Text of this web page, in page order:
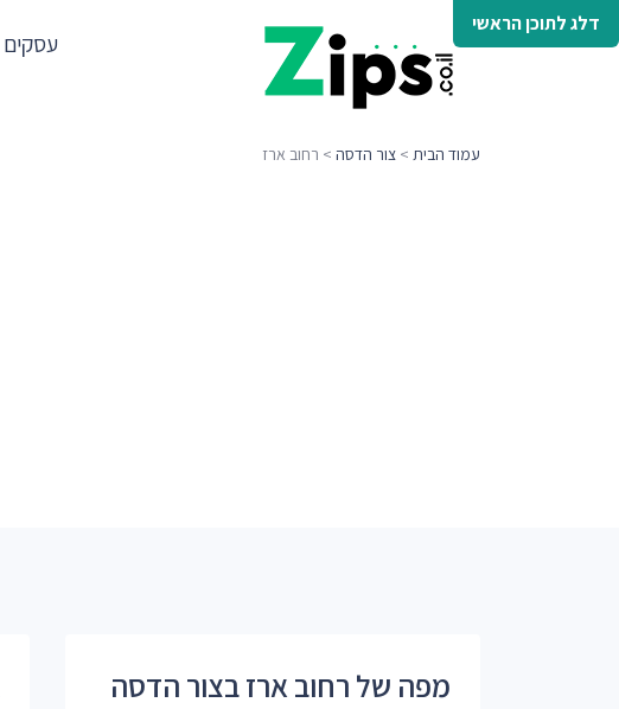
דלג לתוכן הראשי
עסקים
עמוד הבית > צור הדסה > רחוב ארז
מפה של רחוב ארז בצור הדסה